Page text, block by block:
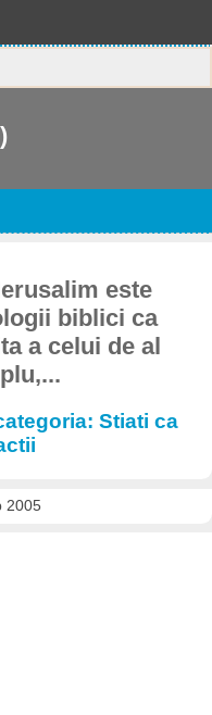
este
biblici ca
a celui de al
Stiati ca
2005